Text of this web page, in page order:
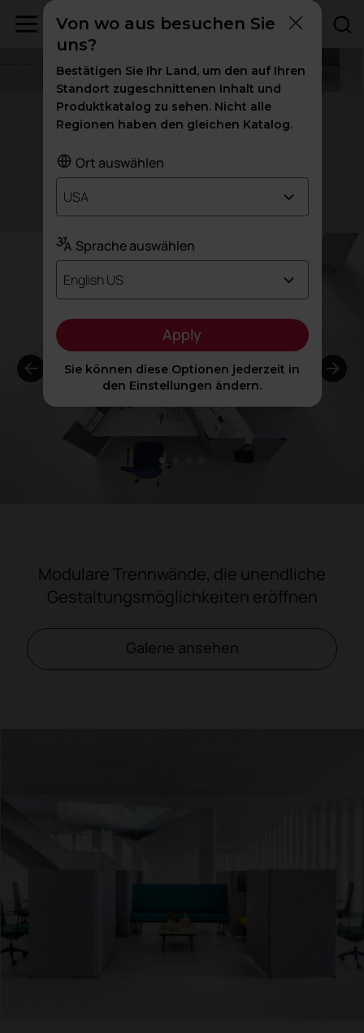
Link
Unendliche Möglichkeiten
1
Modulare Trennwände, die unendliche
Gestaltungsmöglichkeiten eröffnen
Galerie ansehen
Von wo aus besuchen Sie
uns?
Bestätigen Sie Ihr Land, um den auf Ihren
Standort zugeschnittenen Inhalt und
Produktkatalog zu sehen. Nicht alle
Regionen haben den gleichen Katalog.
Ort auswählen
USA
Sprache auswählen
English US
Apply
Sie können diese Optionen jederzeit in
den Einstellungen ändern.